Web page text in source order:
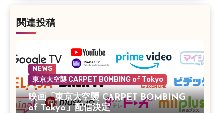
関連投稿
NEWS
東京大空襲 CARPET BOMBING of Tokyo
映画「東京大空襲 CARPET BOMBING
of Tokyo」配信決定